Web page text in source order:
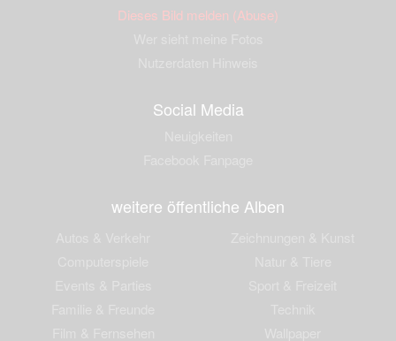
Dieses Bild melden (Abuse)
Social Media
weitere öffentliche Alben